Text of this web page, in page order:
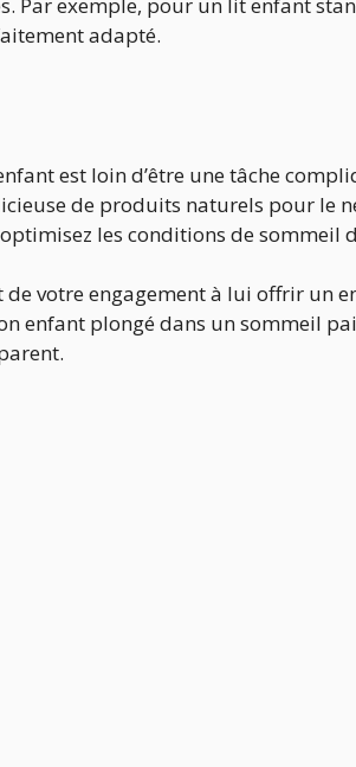
adapté.
est loin d’être une tâche
de produits naturels pour le
les conditions de sommeil
de votre engagement à lui offrir un
enfant plongé dans un sommeil